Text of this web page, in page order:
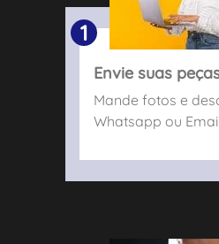
1
Envie suas
Mande fotos e
Whatsapp ou